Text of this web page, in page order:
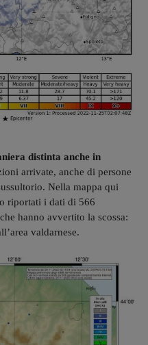
distinta anche in
arrivate, anche di persone
Nella mappa qui
riportati i dati di 566
hanno avvertito la scossa:
valdarnese.